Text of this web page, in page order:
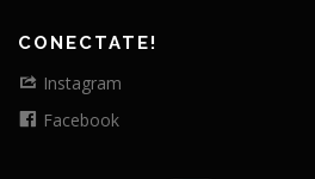
CONECTATE!
Instagram
Facebook